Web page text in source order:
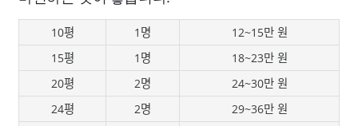
10평 1명
12~15만 원
15평
1명
18~23만 원
20평
2명
24~30만 원
24평
2명 29~36만 원